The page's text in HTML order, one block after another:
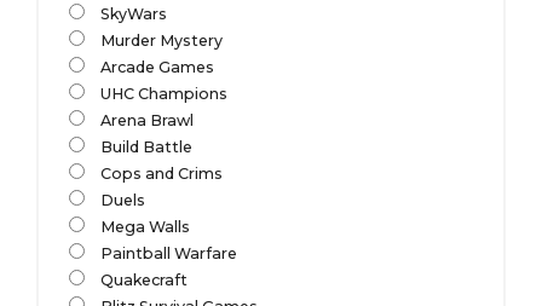
SkyWars
Murder Mystery
Arcade Games
UHC Champions
Arena Brawl
Build Battle
Cops and Crims
Duels
Mega Walls
Paintball Warfare
Quakecraft